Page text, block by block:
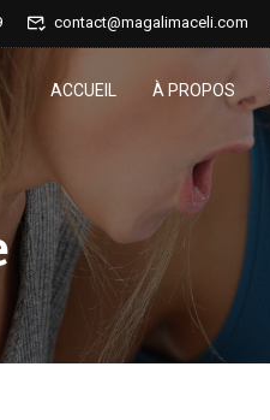
contact@magalimaceli.com
ACCUEIL À PROPOS